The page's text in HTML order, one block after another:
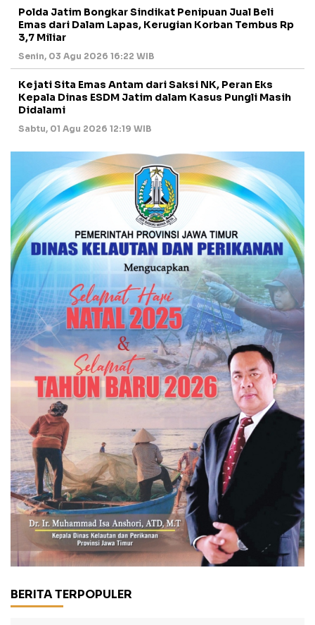
Polda Jatim Bongkar Sindikat Penipuan Jual Beli
Emas dari Dalam Lapas, Kerugian Korban Tembus Rp
3,7 Miliar
Senin, 03 Agu 2026 16:22 WIB
Kejati Sita Emas Antam dari Saksi NK, Peran Eks
Kepala Dinas ESDM Jatim dalam Kasus Pungli Masih
Didalami
Sabtu, 01 Agu 2026 12:19 WIB
BERITA TERPOPULER